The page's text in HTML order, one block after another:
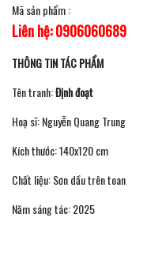
Mã sản phẩm :
Liên hệ: 0906060689
THÔNG TIN TÁC PHẨM
Tên tranh:Định đoạt
Hoạ sĩ: Nguyễn Quang Trung
Kích thước: 140x120 cm
Chất liệu: Sơn dầu trên toan
Năm sáng tác: 2025